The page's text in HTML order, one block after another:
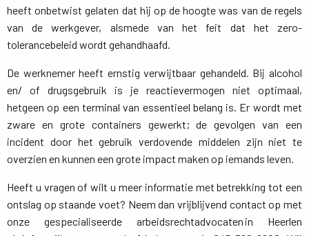
heeft onbetwist gelaten dat hij op de hoogte was van de regels
van de werkgever, alsmede van het feit dat het zero-
tolerancebeleid wordt gehandhaafd.
De werknemer heeft ernstig verwijtbaar gehandeld. Bij alcohol
en/ of drugsgebruik is je reactievermogen niet optimaal,
hetgeen op een terminal van essentieel belang is. Er wordt met
zware en grote containers gewerkt; de gevolgen van een
incident door het gebruik verdovende middelen zijn niet te
overzien en kunnen een grote impact maken op iemands leven.
Heeft u vragen of wilt u meer informatie met betrekking tot een
ontslag op staande voet? Neem dan vrijblijvend contact op met
onze gespecialiseerde arbeidsrechtadvocaten in Heerlen